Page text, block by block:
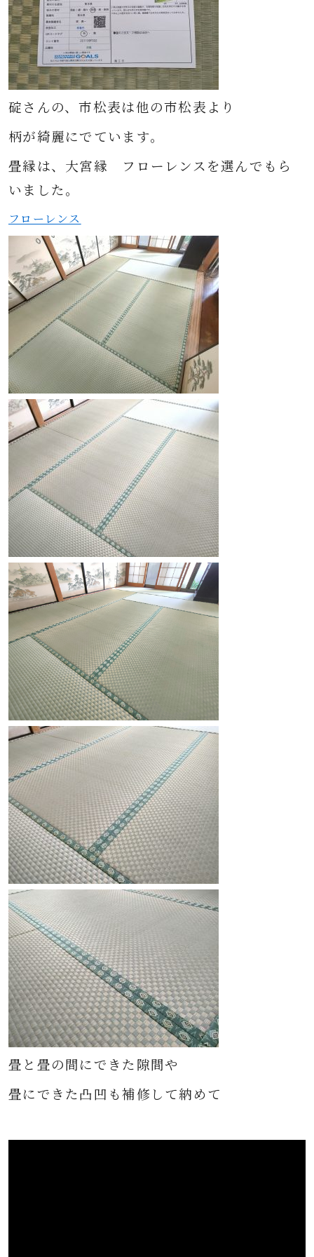
碇さんの、市松表は他の市松表より
柄が綺麗にでています。
畳縁は、大宮縁 フローレンスを選んでもら
いました。
フローレンス
畳と畳の間にできた隙間や
畳にできた凸凹も補修して納めて